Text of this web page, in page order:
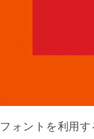
フォントを利用